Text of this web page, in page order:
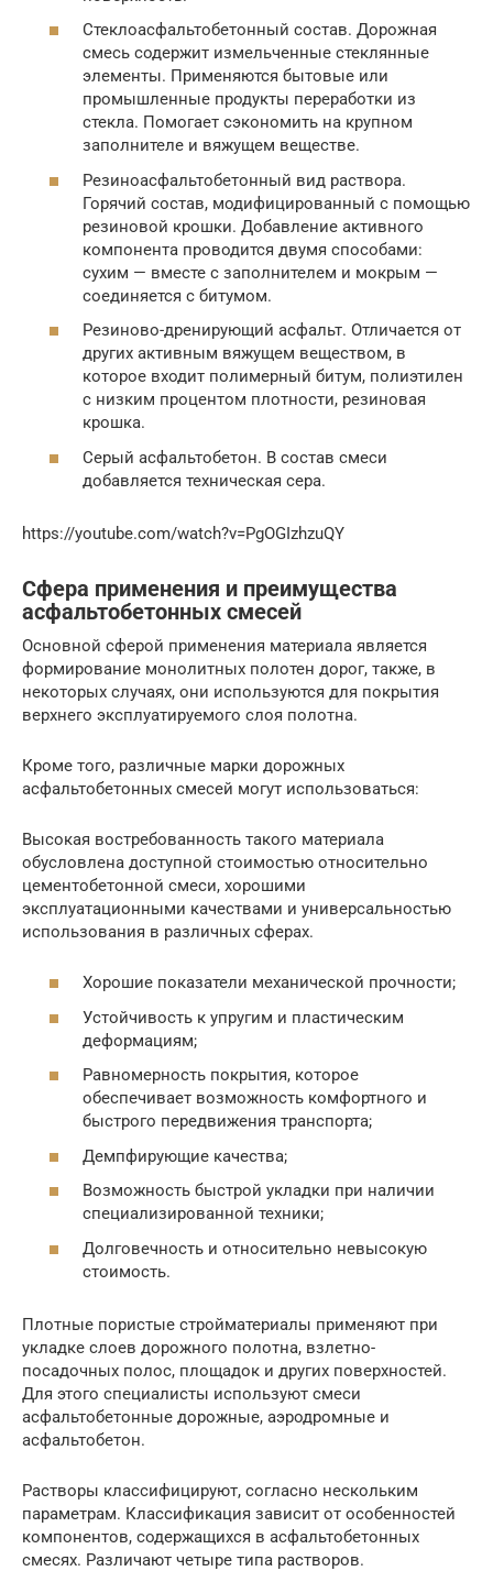
Стеклоасфальтобетонный состав. Дорожная
смесь содержит измельченные стеклянные
элементы. Применяются бытовые или
промышленные продукты переработки из
стекла. Помогает сэкономить на крупном
заполнителе и вяжущем веществе.
Резиноасфальтобетонный вид раствора.
Горячий состав, модифицированный с помощью
резиновой крошки. Добавление активного
компонента проводится двумя способами:
сухим — вместе с заполнителем и мокрым —
соединяется с битумом.
Резиново-дренирующий асфальт. Отличается от
других активным вяжущем веществом, в
которое входит полимерный битум, полиэтилен
с низким процентом плотности, резиновая
крошка.
Серый асфальтобетон. В состав смеси
добавляется техническая сера.
https://youtube.com/watch?v=PgOGIzhzuQY
Сфера применения и преимущества
асфальтобетонных смесей
Основной сферой применения материала является
формирование монолитных полотен дорог, также, в
некоторых случаях, они используются для покрытия
верхнего эксплуатируемого слоя полотна.
Кроме того, различные марки дорожных
асфальтобетонных смесей могут использоваться:
Высокая востребованность такого материала
обусловлена доступной стоимостью относительно
цементобетонной смеси, хорошими
эксплуатационными качествами и универсальностью
использования в различных сферах.
Хорошие показатели механической прочности;
Устойчивость к упругим и пластическим
деформациям;
Равномерность покрытия, которое
обеспечивает возможность комфортного и
быстрого передвижения транспорта;
Демпфирующие качества;
Возможность быстрой укладки при наличии
специализированной техники;
Долговечность и относительно невысокую
стоимость.
Плотные пористые стройматериалы применяют при
укладке слоев дорожного полотна, взлетно-
посадочных полос, площадок и других поверхностей.
Для этого специалисты используют смеси
асфальтобетонные дорожные, аэродромные и
асфальтобетон.
Растворы классифицируют, согласно нескольким
параметрам. Классификация зависит от особенностей
компонентов, содержащихся в асфальтобетонных
смесях. Различают четыре типа растворов.